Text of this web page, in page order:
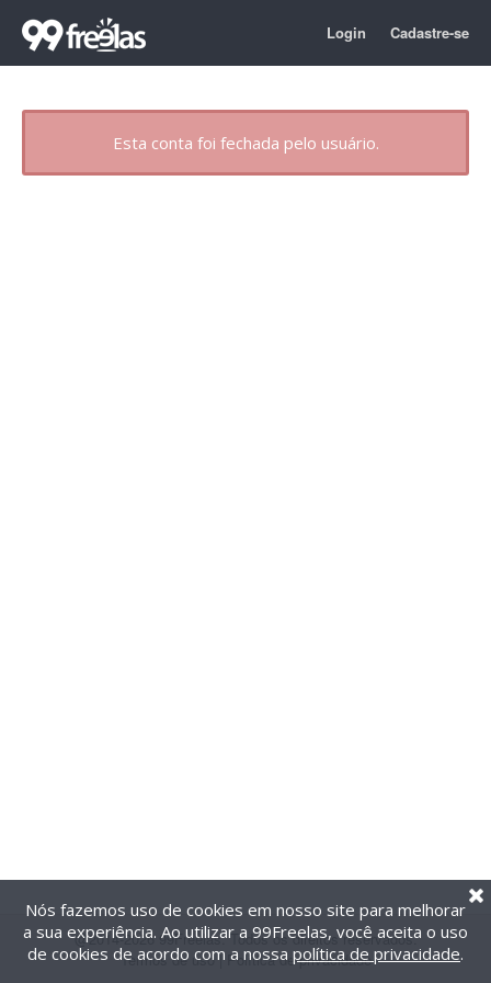
Login Cadastre-se
Esta conta foi fechada pelo usuário.
@2014-2026 99Freelas. Todos os direitos reservados.
Termos de uso| Política de privacidade
Nós fazemos uso de cookies em nosso site para melhorar
a sua experiência. Ao utilizar a 99Freelas, você aceita o uso
de cookies de acordo com a nossa política de privacidade.